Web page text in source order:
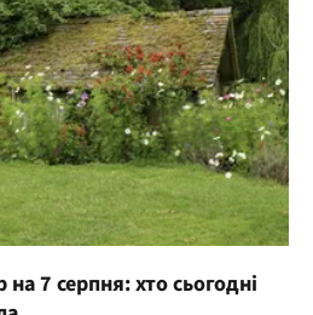
7 серпня: хто сьогодні